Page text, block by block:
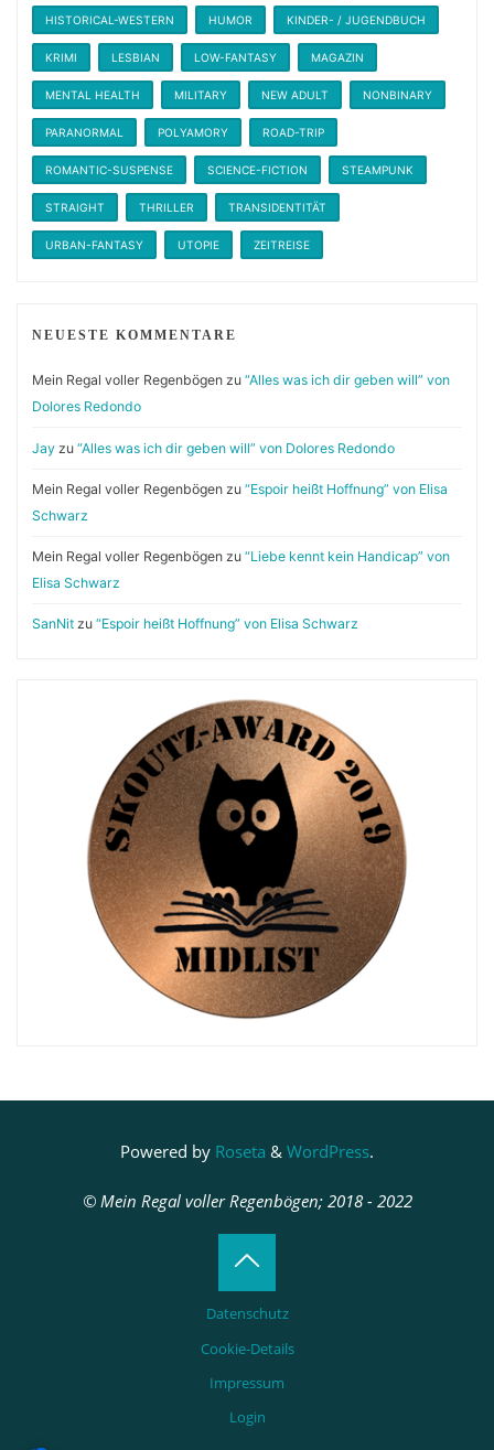
HISTORICAL-WESTERN HUMOR KINDER- / JUGENDBUCH
KRIMI LESBIAN LOW-FANTASY MAGAZIN
MENTAL HEALTH MILITARY NEW ADULT NONBINARY
PARANORMAL POLYAMORY ROAD-TRIP
ROMANTIC-SUSPENSE SCIENCE-FICTION STEAMPUNK
STRAIGHT THRILLER TRANSIDENTITÄT
URBAN-FANTASY UTOPIE ZEITREISE
NEUESTE KOMMENTARE
Mein Regal voller Regenbögenzu “Alles was ich dir geben will” von
Dolores Redondo
Jayzu “Alles was ich dir geben will” von Dolores Redondo
Mein Regal voller Regenbögenzu “Espoir heißt Hoffnung” von Elisa
Schwarz
Mein Regal voller Regenbögenzu “Liebe kennt kein Handicap” von
Elisa Schwarz
SanNitzu “Espoir heißt Hoffnung” von Elisa Schwarz
Powered by Roseta & WordPress.
© Mein Regal voller Regenbögen; 2018 - 2022
Datenschutz
Cookie-Details
Impressum
Login
Back
to
Top